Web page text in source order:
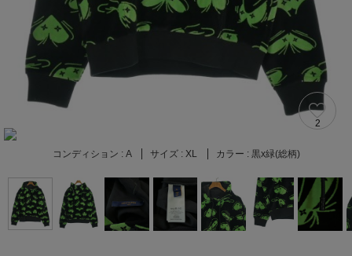
2
コンディション : A サイズ : XL カラー : 黒x緑(総柄)